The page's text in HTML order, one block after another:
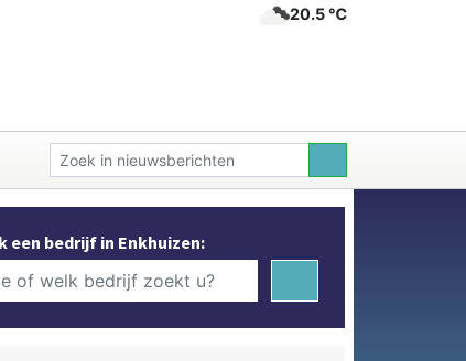
20.5 ℃
een bedrijf in Enkhuizen: